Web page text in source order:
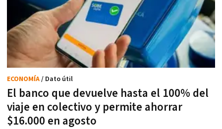
El banco que devuelve hasta el 100% del
viaje en colectivo y permite ahorrar
$16.000 en agosto
ECONOMÍA/ Dato útil